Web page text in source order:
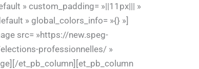
» custom_padding= »||11px||| »
» global_colors_info= »{} »]
src= »https://new.speg-
professionnelles/ »
et_pb_column][et_pb_column